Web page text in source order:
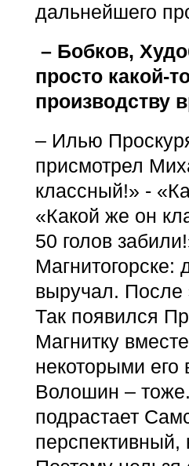
дальнейшего
– Бобков,
просто какой-
производству
– Илью
присмотрел
классный!» -
«Какой же он
50 голов
Магнитогорске:
выручал. После
Так появился
Магнитку
некоторыми
Волошин –
подрастает
перспективный,